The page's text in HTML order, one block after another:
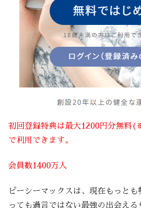
初回登録特典は最大1200円分無料
で利用できます。
会員数1400万人
ピーシーマックスは、現在もっと
っても過言ではない最強の出会える